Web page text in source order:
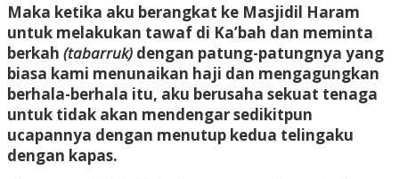
Maka ketika aku berangkat ke Masjidil Haram
untuk melakukan tawaf di Ka’bah dan meminta
berkah (tabarruk) dengan patung-patungnya yang
biasa kami menunaikan haji dan mengagungkan
berhala-berhala itu, aku berusaha sekuat tenaga
untuk tidak akan mendengar sedikitpun
ucapannya dengan menutup kedua telingaku
dengan kapas.